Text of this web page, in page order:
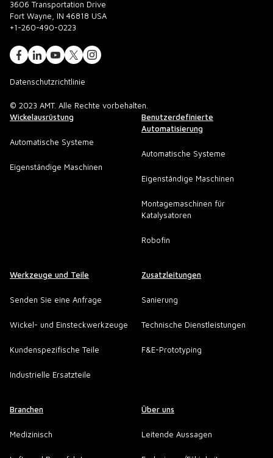
3606 Transportation Drive
Fort Wayne, IN 46818 USA
+1-260-490-0223
Datenschutzrichtlinie
© 2023 AMT. Alle Rechte vorbehalten.
Wickelausrüstung
Automatische Systeme
Eigenständige Maschinen
Benutzerdefinierte
Automatisierung
Automatische Systeme
Eigenständige Maschinen
Montagemaschinen für
Katalysatoren
Robofin
Werkzeuge und Teile
Senden Sie eine Anfrage
Wickel- und Einsteckwerkzeuge
Kundenspezifische Teile
Industrielle Ersatzteile
Zusatzleitungen
Sanierung
Technische Dienstleistungen
F&E-Prototyping
Branchen
Medizinisch
Über uns
Leitende Aussagen